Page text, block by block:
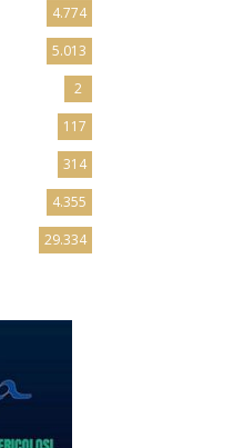
4.774
5.013
2
117
314
4.355
29.334